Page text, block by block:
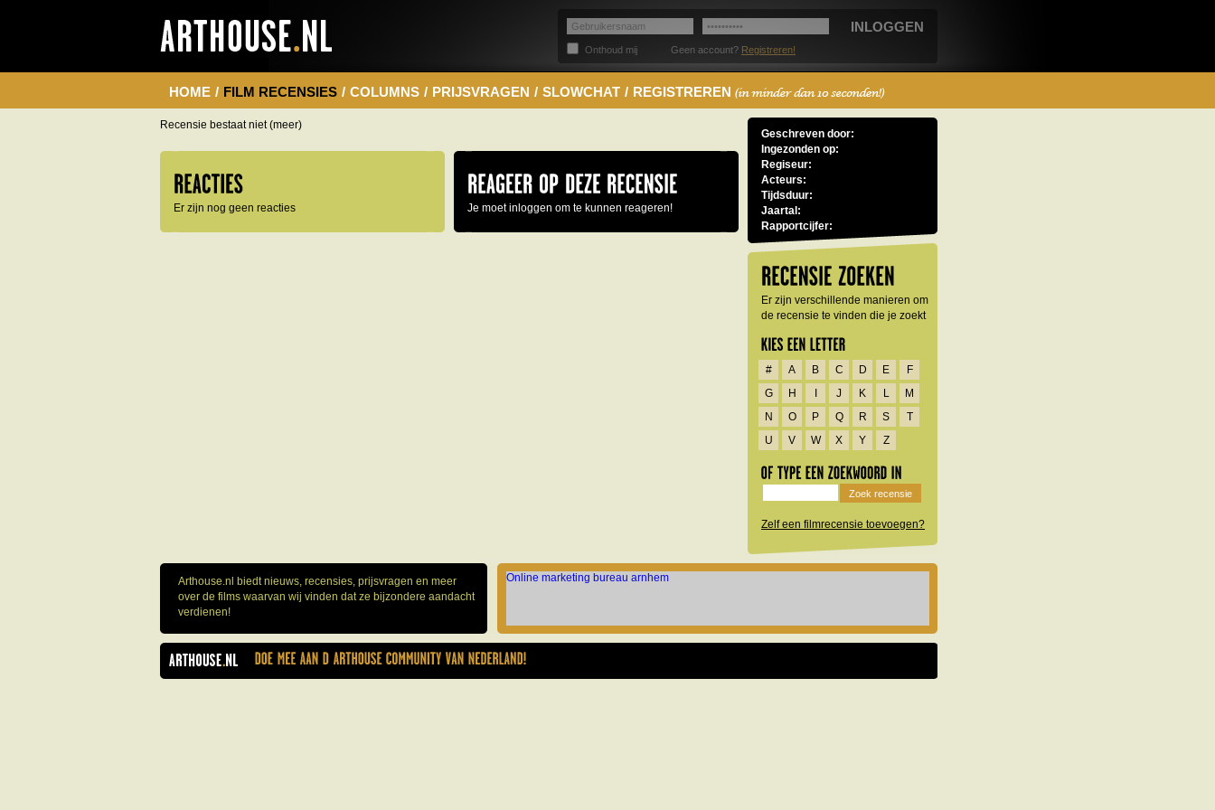
Onthoud mij Geen account? Registreren!
HOME / FILM RECENSIES / COLUMNS / PRIJSVRAGEN / SLOWCHAT / REGISTREREN
Recensie bestaat niet (meer)
Er zijn nog geen reacties Je moet inloggen om te kunnen reageren!
Geschreven door:
Ingezonden op:
Regiseur:
Acteurs:
Tijdsduur:
Jaartal:
Rapportcijfer:
Er zijn verschillende manieren om
de recensie te vinden die je zoekt
# A B C D E
F
G
H J K L
M
N
O P Q R S
T
U
V W X Y Z
Zelf een filmrecensie toevoegen?
Arthouse.nl biedt nieuws, recensies, prijsvragen en meer
over de films waarvan wij vinden dat ze bijzondere aandacht
verdienen!
Online marketing bureau arnhem